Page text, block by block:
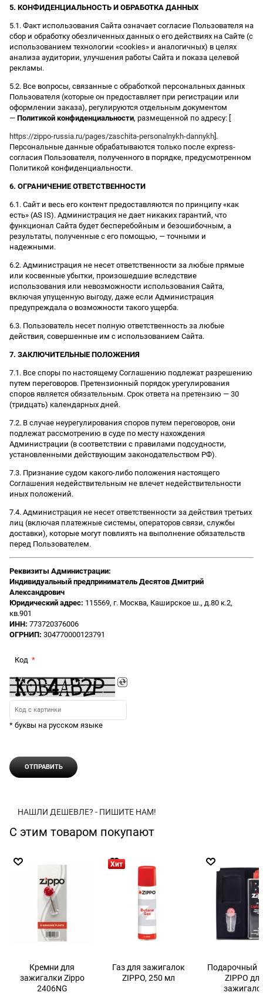
5. КОНФИДЕНЦИАЛЬНОСТЬ И ОБРАБОТКА ДАННЫХ
5.1. Факт использования Сайта означает согласие Пользователя на
сбор и обработку обезличенных данных о его действиях на Сайте (с
использованием технологии «cookies» и аналогичных) в целях
анализа аудитории, улучшения работы Сайта и показа целевой
рекламы.
5.2. Все вопросы, связанные с обработкой персональных данных
Пользователя (которые он предоставляет при регистрации или
оформлении заказа), регулируются отдельным документом
— Политикой конфиденциальности, размещенной по адресу: [
https://zippo-russia.ru/pages/zaschita-personalnykh-dannykh].
Персональные данные обрабатываются только после express-
согласия Пользователя, полученного в порядке, предусмотренном
Политикой конфиденциальности.
6. ОГРАНИЧЕНИЕ ОТВЕТСТВЕННОСТИ
6.1. Сайт и весь его контент предоставляются по принципу «как
есть» (AS IS). Администрация не дает никаких гарантий, что
функционал Сайта будет бесперебойным и безошибочным, а
результаты, полученные с его помощью, — точными и
надежными.
6.2. Администрация не несет ответственности за любые прямые
или косвенные убытки, произошедшие вследствие
использования или невозможности использования Сайта,
включая упущенную выгоду, даже если Администрация
предупреждала о возможности такого ущерба.
6.3. Пользователь несет полную ответственность за любые
действия, совершенные им с использованием Сайта.
7. ЗАКЛЮЧИТЕЛЬНЫЕ ПОЛОЖЕНИЯ
7.1. Все споры по настоящему Соглашению подлежат разрешению
путем переговоров. Претензионный порядок урегулирования
споров является обязательным. Срок ответа на претензию — 30
(тридцать) календарных дней.
7.2. В случае неурегулирования споров путем переговоров, они
подлежат рассмотрению в суде по месту нахождения
Администрации (в соответствии с правилами подсудности,
установленными действующим законодательством РФ).
7.3. Признание судом какого-либо положения настоящего
Соглашения недействительным не влечет недействительности
иных положений.
7.4. Администрация не несет ответственности за действия третьих
лиц (включая платежные системы, операторов связи, службы
доставки), которые могут повлиять на выполнение обязательств
перед Пользователем.
Реквизиты Администрации:
Индивидуальный предприниматель Десятов Дмитрий
Александрович
Юридический адрес: 115569, г. Москва, Каширское ш., д.80 к.2,
кв.901
ИНН: 773720376006
ОГРНИП: 304770000123791
Код
* буквы на русском языке
НАШЛИ ДЕШЕВЛЕ? - ПИШИТЕ НАМ!
С этим товаром покупают
Кремни для
зажигалки Zippo
2406NG
Хит
Газ для зажигалок
ZIPPO, 250 мл
Подарочный
ZIPPO